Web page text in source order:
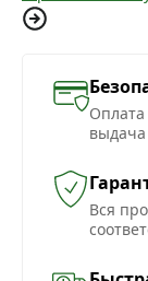
выдача
Вся